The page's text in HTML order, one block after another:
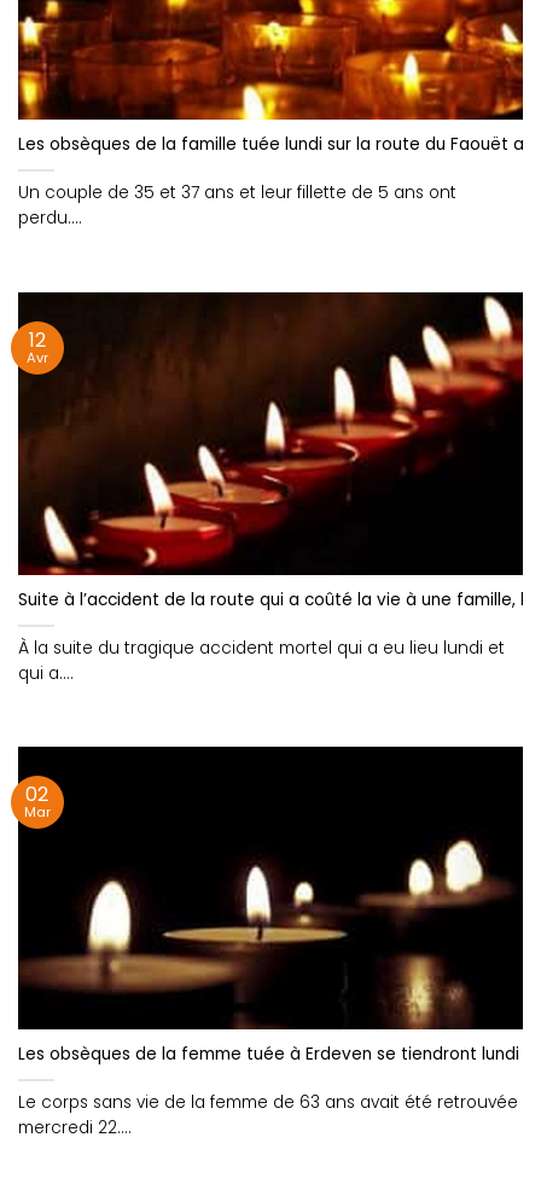
Les obsèques de la famille tuée lundi sur la route du Faouët
Un couple de 35 et 37 ans et leur fillette de 5 ans ont
perdu....
Suite à l’accident de la route qui a coûté la vie à une famille,
À la suite du tragique accident mortel qui a eu lieu lundi et
qui a....
12
Avr
Les obsèques de la femme tuée à Erdeven se tiendront lundi 6
Le corps sans vie de la femme de 63 ans avait été retrouvée
mercredi 22....
02
Mar